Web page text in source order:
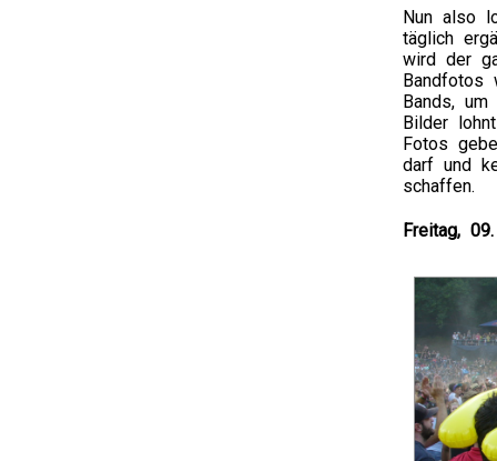
Nun also
täglich
wird der
Bandfotos
Bands,
Bilder
Fotos
darf und
schaffen.
Freitag,